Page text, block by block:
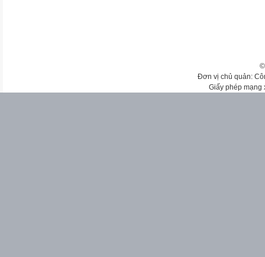
Đơn vị chủ quản:
Giấy phép mạng